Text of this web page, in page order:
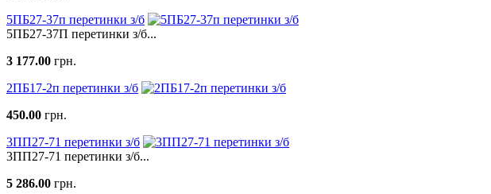
5ПБ27-37п перетинки з/б
5ПБ27-37П перетинки з/б...
3 177.00 грн.
2ПБ17-2п перетинки з/б
450.00 грн.
3ПП27-71 перетинки з/б
3ПП27-71 перетинки з/б...
5 286.00 грн.